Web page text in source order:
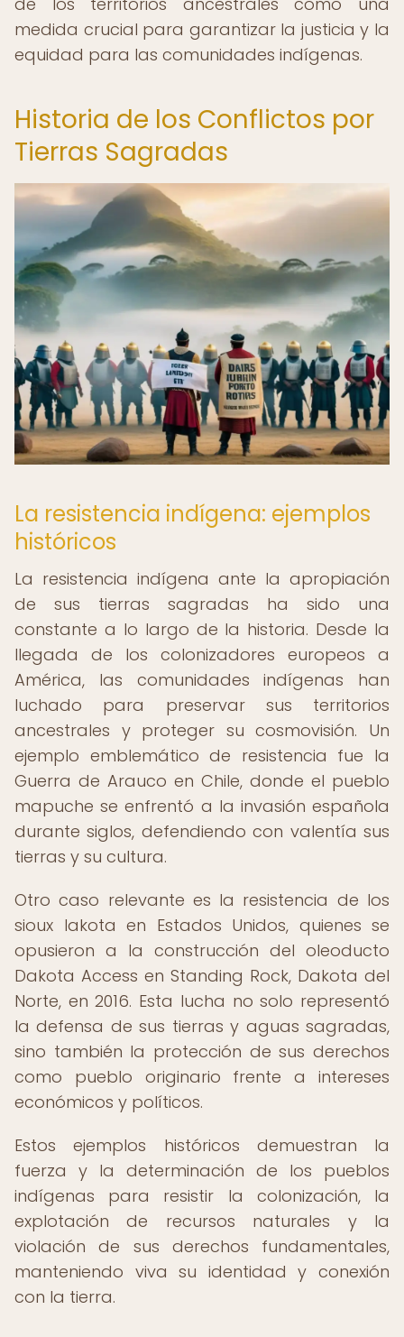
medida crucial para garantizar la justicia y la
equidad para las comunidades indígenas.
Historia de los Conflictos por
Tierras Sagradas
La resistencia indígena: ejemplos
históricos
La resistencia indígena ante la apropiación
de sus tierras sagradas ha sido una
constante a lo largo de la historia. Desde la
llegada de los colonizadores europeos a
América, las comunidades indígenas han
luchado para preservar sus territorios
ancestrales y proteger su cosmovisión. Un
ejemplo emblemático de resistencia fue la
Guerra de Arauco en Chile, donde el pueblo
mapuche se enfrentó a la invasión española
durante siglos, defendiendo con valentía sus
tierras y su cultura.
Otro caso relevante es la resistencia de los
sioux lakota en Estados Unidos, quienes se
opusieron a la construcción del oleoducto
Dakota Access en Standing Rock, Dakota del
Norte, en 2016. Esta lucha no solo representó
la defensa de sus tierras y aguas sagradas,
sino también la protección de sus derechos
como pueblo originario frente a intereses
económicos y políticos.
Estos ejemplos históricos demuestran la
fuerza y la determinación de los pueblos
indígenas para resistir la colonización, la
explotación de recursos naturales y la
violación de sus derechos fundamentales,
manteniendo viva su identidad y conexión
con la tierra.